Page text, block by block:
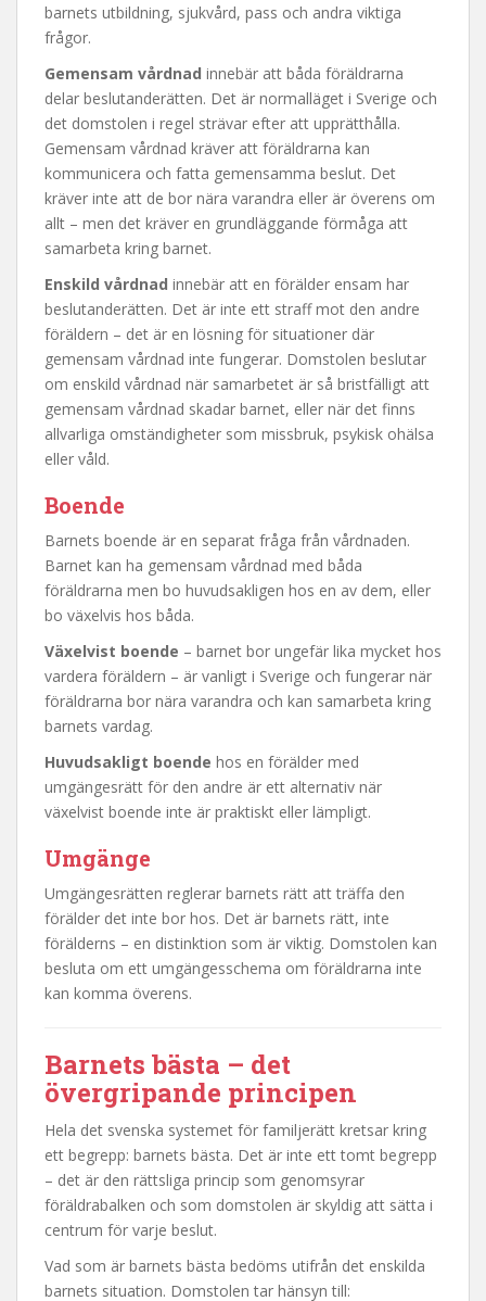
barnets utbildning, sjukvård, pass och andra viktiga
frågor.
Gemensam vårdnad innebär att båda föräldrarna
delar beslutanderätten. Det är normalläget i Sverige och
det domstolen i regel strävar efter att upprätthålla.
Gemensam vårdnad kräver att föräldrarna kan
kommunicera och fatta gemensamma beslut. Det
kräver inte att de bor nära varandra eller är överens om
allt – men det kräver en grundläggande förmåga att
samarbeta kring barnet.
Enskild vårdnad innebär att en förälder ensam har
beslutanderätten. Det är inte ett straff mot den andre
föräldern – det är en lösning för situationer där
gemensam vårdnad inte fungerar. Domstolen beslutar
om enskild vårdnad när samarbetet är så bristfälligt att
gemensam vårdnad skadar barnet, eller när det finns
allvarliga omständigheter som missbruk, psykisk ohälsa
eller våld.
Boende
Barnets boende är en separat fråga från vårdnaden.
Barnet kan ha gemensam vårdnad med båda
föräldrarna men bo huvudsakligen hos en av dem, eller
bo växelvis hos båda.
Växelvist boende – barnet bor ungefär lika mycket hos
vardera föräldern – är vanligt i Sverige och fungerar när
föräldrarna bor nära varandra och kan samarbeta kring
barnets vardag.
Huvudsakligt boende hos en förälder med
umgängesrätt för den andre är ett alternativ när
växelvist boende inte är praktiskt eller lämpligt.
Umgänge
Umgängesrätten reglerar barnets rätt att träffa den
förälder det inte bor hos. Det är barnets rätt, inte
förälderns – en distinktion som är viktig. Domstolen kan
besluta om ett umgängesschema om föräldrarna inte
kan komma överens.
Barnets bästa – det
övergripande principen
Hela det svenska systemet för familjerätt kretsar kring
ett begrepp: barnets bästa. Det är inte ett tomt begrepp
– det är den rättsliga princip som genomsyrar
föräldrabalken och som domstolen är skyldig att sätta i
centrum för varje beslut.
Vad som är barnets bästa bedöms utifrån det enskilda
barnets situation. Domstolen tar hänsyn till: